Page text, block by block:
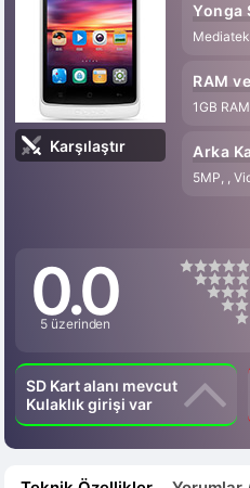
Karşılaştır
Yonga
RAM
1GB
Arka
5MP, ,
0.0
5 üzerinden
SD Kart alanı mevcut
Kulaklık girişi var